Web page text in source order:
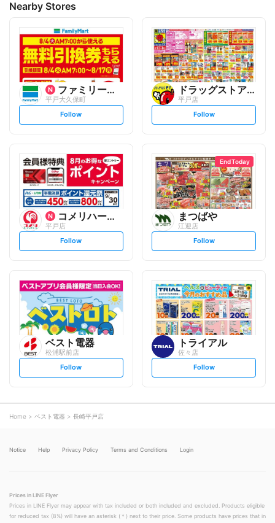
Nearby Stores
ファミリーマート
平戸大久保町
s
t
o
w
Follow
ドラッグストアモリ
平戸店
s
t
o
w
Follow
コメリハード&グリーン
平戸店
s
t
l
o
w
Follow
End Today
まつばや
江迎店
s
t
o
w
Follow
ベスト電器
松浦駅前店
s
t
o
w
Follow
トライアル
佐々店
s
t
Follow
Home ベスト電器 長崎平戸店
Notice Help Privacy Policy Terms and Conditions Login
Prices in LINE Flyer
Prices in LINE Flyer may appear with tax included or both included and excluded. Products eligible
for reduced tax (8%) will have an asterisk (＊) next to their price. Some products have prices that in